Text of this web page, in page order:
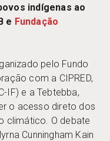
indígenas ao
e Fundação
pelo Fundo
com a CIPRED,
IF) e a Tebtebba,
o acesso direto dos
climático. O debate
Cunningham Kain